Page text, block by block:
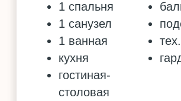
СТОИМОСТЬ
ПРОЕКТА
Стоимость материалов